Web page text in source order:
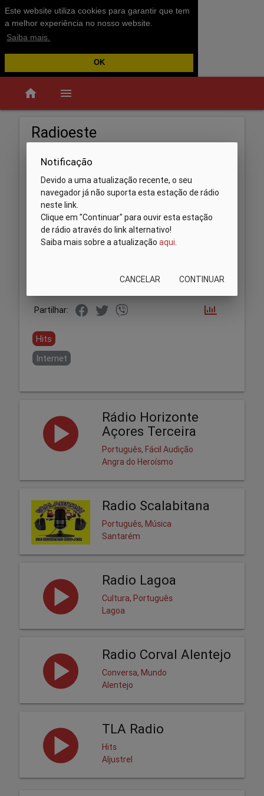
Este website utiliza cookies para garantir que tem
a melhor experiência no nosso website.
Saiba mais.
OK
home menu
Radioeste
Partilhar:
Notificação
Devido a uma atualização recente, o seu
navegador já não suporta esta estação de rádio
neste link.
Clique em "Continuar" para ouvir esta estação
de rádio através do link alternativo!
Saiba mais sobre a atualização aqui.
CANCELAR CONTINUAR
Hits
Internet
Rádio Horizonte
Açores Terceira
Português, Fácil Audição
Angra do Heroísmo
Radio Scalabitana
Português, Música
Santarém
Radio Lagoa
Cultura, Português
Lagoa
Radio Corval Alentejo
Conversa, Mundo
Alentejo
TLA Radio
Hits
Aljustrel